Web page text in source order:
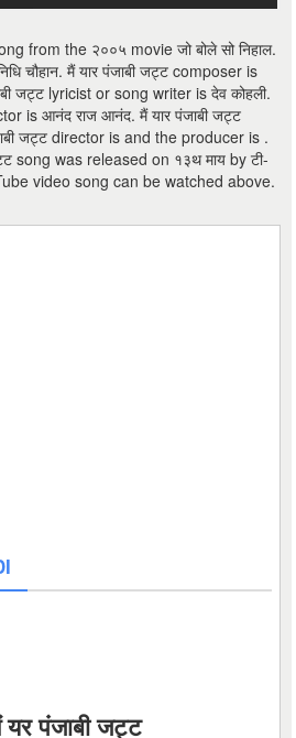
from the २००५ movie जो बोले सो निहाल.
चौहान. मैं यार पंजाबी जट्ट composer is
जट्ट lyricist or song writer is देव कोहली.
is आनंद राज आनंद. मैं यार पंजाबी जट्ट
जट्ट director is and the producer is .
song was released on १३थ माय by टी-
video song can be watched above.
पंजाबी जट्ट